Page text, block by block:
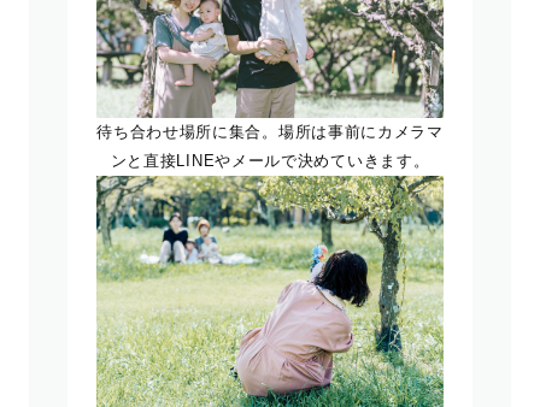
待ち合わせ場所に集合。場所は事前にカメラマ
ンと直接LINEやメールで決めていきます。